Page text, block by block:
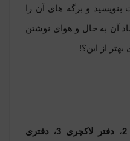
و برگه های آن را
آن به حال و هوای نوشتن
از این؟!
، دفتر لاکچری 3 ، دفتری